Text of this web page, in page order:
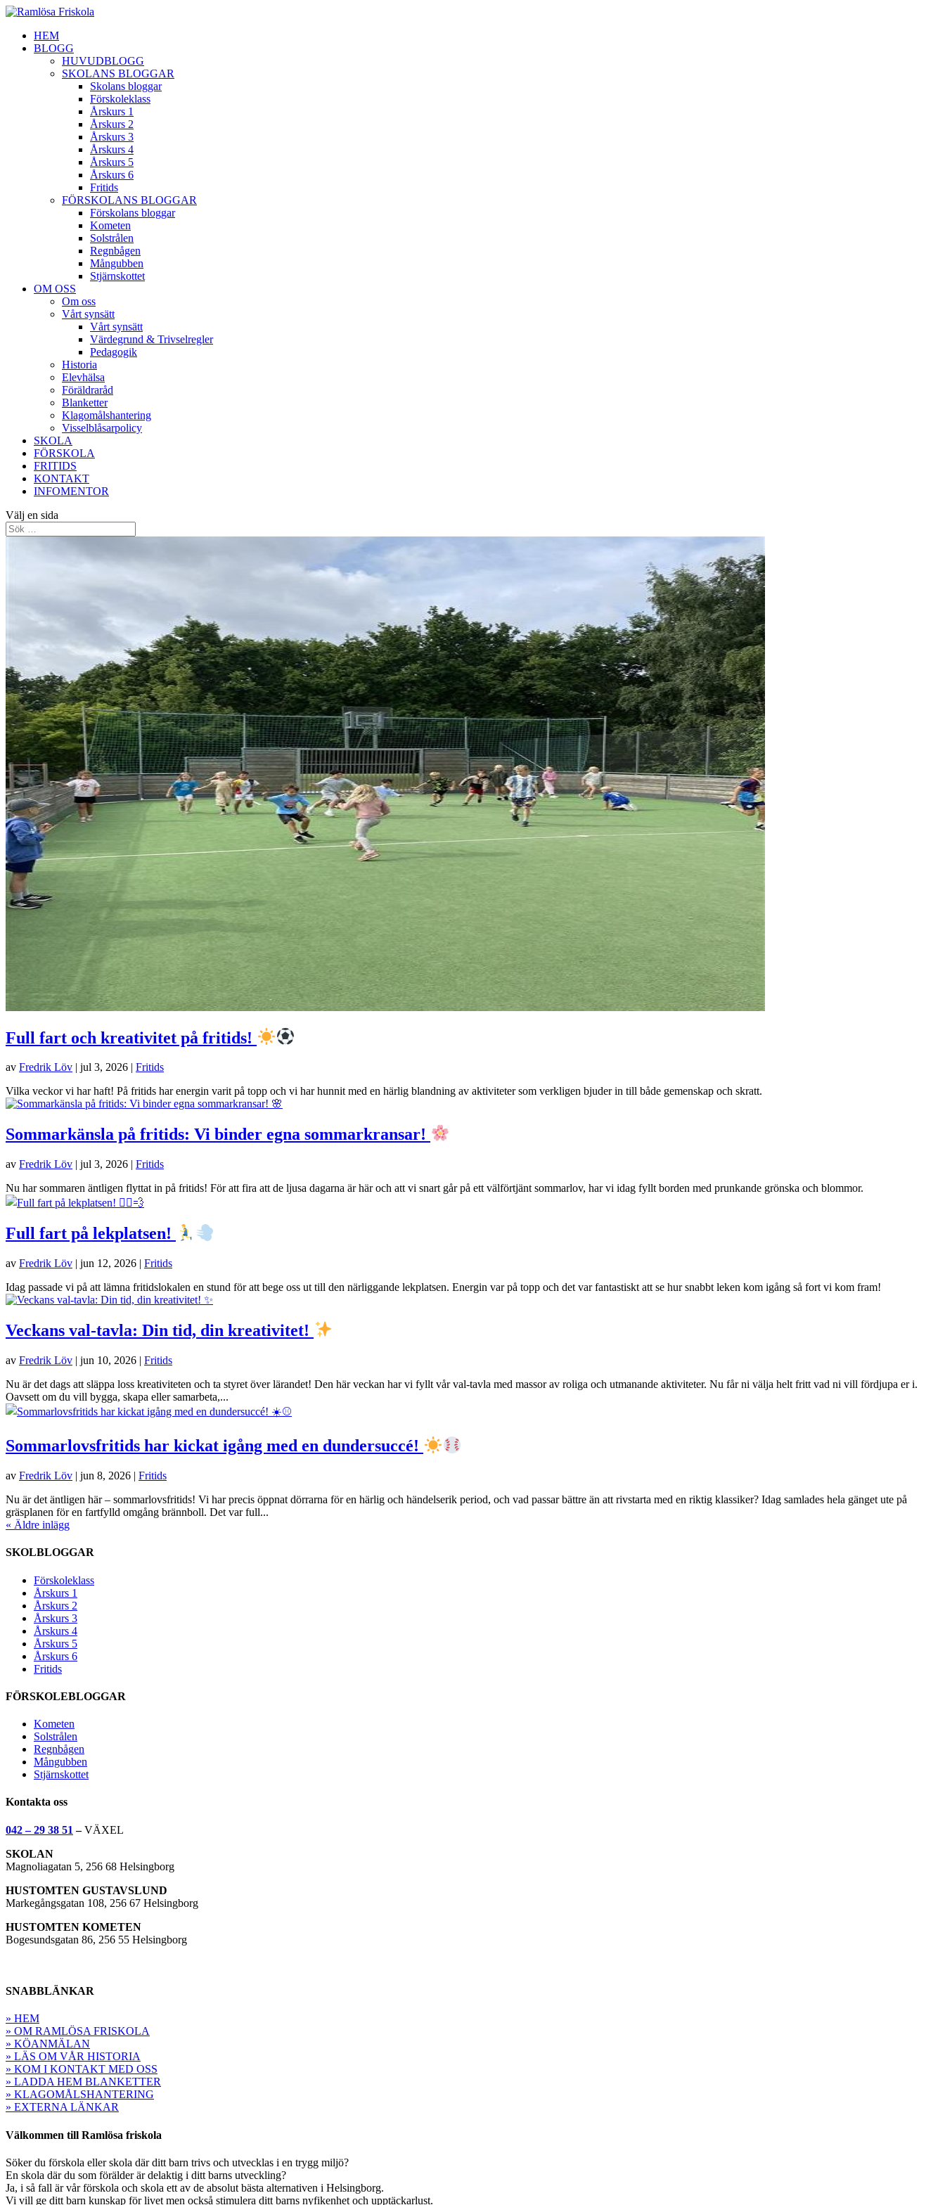
HEM
BLOGG
HUVUDBLOGG
SKOLANS BLOGGAR
Skolans bloggar
Förskoleklass
Årskurs 1
Årskurs 2
Årskurs 3
Årskurs 4
Årskurs 5
Årskurs 6
Fritids
FÖRSKOLANS BLOGGAR
Förskolans bloggar
Kometen
Solstrålen
Regnbågen
Mångubben
Stjärnskottet
OM OSS
Om oss
Vårt synsätt
Vårt synsätt
Värdegrund & Trivselregler
Pedagogik
Historia
Elevhälsa
Föräldraråd
Blanketter
Klagomålshantering
Visselblåsarpolicy
SKOLA
FÖRSKOLA
FRITIDS
KONTAKT
INFOMENTOR
Välj en sida
Full fart och kreativitet på fritids!
av Fredrik Löv | jul 3, 2026 | Fritids
Vilka veckor vi har haft! På fritids har energin varit på topp och vi har hunnit med en härlig blandning av aktiviteter som verkligen bjuder in till både gemenskap och skratt.
Sommarkänsla på fritids: Vi binder egna sommarkransar!
av Fredrik Löv | jul 3, 2026 | Fritids
Nu har sommaren äntligen flyttat in på fritids! För att fira att de ljusa dagarna är här och att vi snart går på ett välförtjänt sommarlov, har vi idag fyllt borden med prunkande grönska och blommor.
Full fart på lekplatsen!
av Fredrik Löv | jun 12, 2026 | Fritids
Idag passade vi på att lämna fritidslokalen en stund för att bege oss ut till den närliggande lekplatsen. Energin var på topp och det var fantastiskt att se hur snabbt leken kom igång så fort vi kom fram!
Veckans val-tavla: Din tid, din kreativitet!
av Fredrik Löv | jun 10, 2026 | Fritids
Nu är det dags att släppa loss kreativiteten och ta styret över lärandet! Den här veckan har vi fyllt vår val-tavla med massor av roliga och utmanande aktiviteter. Nu får ni välja helt fritt vad ni vill fördjupa er i.
Oavsett om du vill bygga, skapa eller samarbeta,...
Sommarlovsfritids har kickat igång med en dundersuccé!
av Fredrik Löv | jun 8, 2026 | Fritids
Nu är det äntligen här – sommarlovsfritids! Vi har precis öppnat dörrarna för en härlig och händelserik period, och vad passar bättre än att rivstarta med en riktig klassiker? Idag samlades hela gänget ute på
gräsplanen för en fartfylld omgång brännboll. Det var full...
« Äldre inlägg
SKOLBLOGGAR
Förskoleklass
Årskurs 1
Årskurs 2
Årskurs 3
Årskurs 4
Årskurs 5
Årskurs 6
Fritids
FÖRSKOLEBLOGGAR
Kometen
Solstrålen
Regnbågen
Mångubben
Stjärnskottet
Kontakta oss
042 – 29 38 51 –VÄXEL
SKOLAN
Magnoliagatan 5, 256 68 Helsingborg
HUSTOMTEN GUSTAVSLUND
Markegångsgatan 108, 256 67 Helsingborg
HUSTOMTEN KOMETEN
Bogesundsgatan 86, 256 55 Helsingborg
SNABBLÄNKAR
» HEM
» OM RAMLÖSA FRISKOLA
» KÖANMÄLAN
» LÄS OM VÅR HISTORIA
» KOM I KONTAKT MED OSS
» LADDA HEM BLANKETTER
» KLAGOMÅLSHANTERING
» EXTERNA LÄNKAR
Välkommen till Ramlösa friskola
Söker du förskola eller skola där ditt barn trivs och utvecklas i en trygg miljö?
En skola där du som förälder är delaktig i ditt barns utveckling?
Ja, i så fall är vår förskola och skola ett av de absolut bästa alternativen i Helsingborg.
Vi vill ge ditt barn kunskap för livet men också stimulera ditt barns nyfikenhet och upptäckarlust.